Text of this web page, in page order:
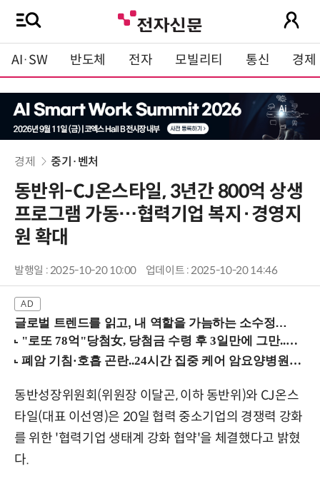
AI·SW 반도체 전자 모빌리티 통신 경제
경제 중기·벤처
동반위-CJ온스타일, 3년간 800억 상생
프로그램 가동…협력기업 복지·경영지
원 확대
발행일 : 2025-10-20 10:00 업데이트 : 2025-10-20 14:46
글로벌 트렌드를 읽고, 내 역할을 가늠하는 소수정예 실습 워크숍 (8/28 신논현역)
동반성장위원회(위원장 이달곤, 이하 동반위)와 CJ온스
타일(대표 이선영)은 20일 협력 중소기업의 경쟁력 강화
를 위한 '협력기업 생태계 강화 협약'을 체결했다고 밝혔
다.